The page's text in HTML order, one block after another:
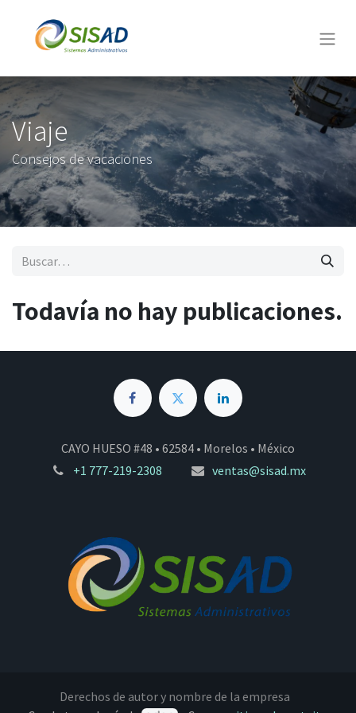
Viaje
Consejos de vacaciones
Todavía no hay publicaciones.
CAYO HUESO #48 • 62584 • Morelos • México
+1 777-219-2308
ventas@sisad.mx
Derechos de autor y nombre de la empresa